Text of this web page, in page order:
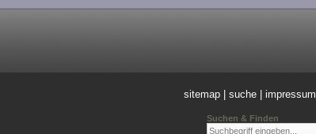
Suchen & Finden
sitemap |suche |impressum